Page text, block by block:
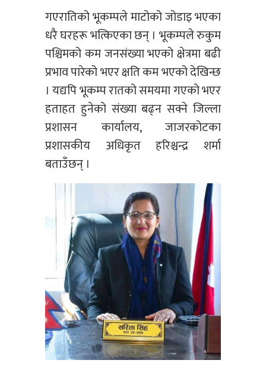
गएरातिको भूकम्पले माटोको जोडाइ भएका
धरै घरहरू भत्किएका छन् । भूकम्पले रुकुम
पश्चिमको कम जनसंख्या भएको क्षेत्रमा बढी
प्रभाव पारेको भएर क्षति कम भएको देखिन्छ
। यद्यपि भूकम्प रातको समयमा गएको भएर
हताहत हुनेको संख्या बढ्न सक्ने जिल्ला
प्रशासन कार्यालय, जाजरकोटका
प्रशासकीय अधिकृत हरिश्चन्द्र शर्मा
बताउँछन् ।